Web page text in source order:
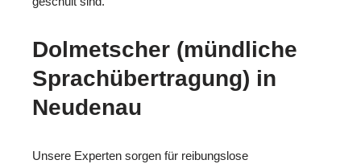
Dolmetscher (mündliche
Sprachübertragung) in
Neudenau
Unsere Experten sorgen für reibungslose